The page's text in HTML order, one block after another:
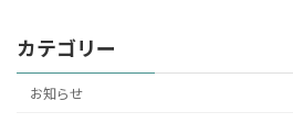
カテゴリー
お知らせ